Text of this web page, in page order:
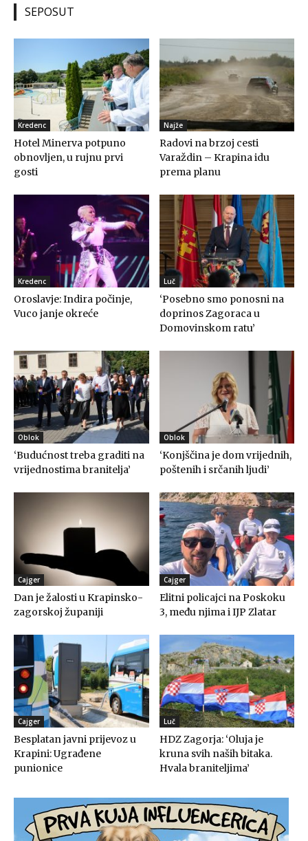
SEPOSUT
Kredenc
Hotel Minerva potpuno
obnovljen, u rujnu prvi
gosti
Najže
Radovi na brzoj cesti
Varaždin – Krapina idu
prema planu
Kredenc
Oroslavje: Indira počinje,
Vuco janje okreće
Luč
‘Posebno smo ponosni na
doprinos Zagoraca u
Domovinskom ratu’
Oblok
‘Budućnost treba graditi na
vrijednostima branitelja’
Oblok
‘Konjščina je dom vrijednih,
poštenih i srčanih ljudi’
Cajger
Dan je žalosti u Krapinsko-
zagorskoj županiji
Cajger
Elitni policajci na Poskoku
3, među njima i IJP Zlatar
Cajger
Besplatan javni prijevoz u
Krapini: Ugrađene
punionice
Luč
HDZ Zagorja: ‘Oluja je
kruna svih naših bitaka.
Hvala braniteljima’